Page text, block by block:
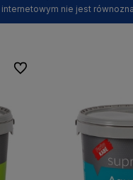
nie jest
Do ulubionych